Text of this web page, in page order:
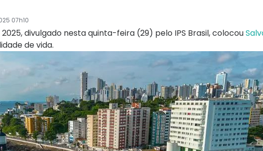
07h10
divulgado nesta quinta-feira (29) pelo IPS Brasil, colocou
de vida.